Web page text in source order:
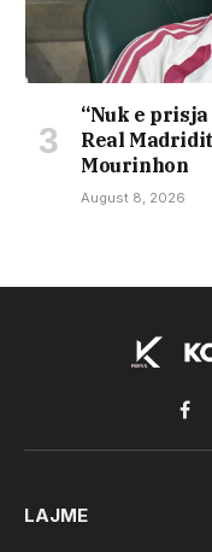
“Nuk e
Real
Mourinhon
August 8, 2026
LAJME